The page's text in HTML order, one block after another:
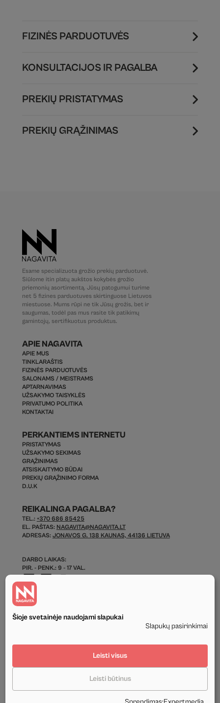
FIZINĖS PARDUOTUVĖS
KONSULTACIJOS IR PAGALBA
PREKIŲ PRISTATYMAS
PREKIŲ GRĄŽINIMAS
Esame specializuota grožio prekių parduotuvė.
Siūlome itin platų aukštos kokybės grožio
priemonių asortimentą. Jūsų patogumui turime
net 5 fizines parduotuves skirtinguose Lietuvos
miestuose. Mums rūpi ne tik Jūsų grožis, bet ir
saugumas, todėl pas mus rasite tik patikimų
gamintojų, sertifikuotus produktus.
APIE NAGAVITA
APIE MUS
TINKLARAŠTIS
FIZINĖS PARDUOTUVĖS
SALONAMS / MEISTRAMS
APTARNAVIMAS
UŽSAKYMO TAISYKLĖS
PRIVATUMO POLITIKA
KONTAKTAI
PERKANTIEMS INTERNETU
PRISTATYMAS
UŽSAKYMO SEKIMAS
GRĄŽINIMAS
ATSISKAITYMO BŪDAI
PREKIŲ GRĄŽINIMO FORMA
D.U.K
REIKALINGA PAGALBA?
TEL.: +370 686 85425
EL. PAŠTAS: NAGAVITA@NAGAVITA.LT
ADRESAS: JONAVOS G. 138 KAUNAS, 44136 LIETUVA
DARBO LAIKAS:
PIR. - PENK.: 9 - 17 VAL.
© 2026 Visos Teisės Saugomos.
Tekstinis ir grafinis svetainės turinys priklauso UAB Nagavita ir negali būti
Šioje svetainėje naudojami slapukai
Slapukų pasirinkimai
Leisti būtinus
Leisti visus